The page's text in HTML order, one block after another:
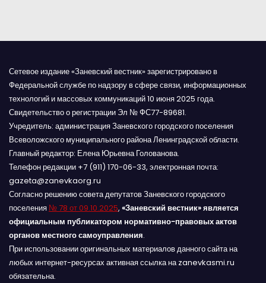
м
Сетевое издание «Заневский вестник» зарегистрировано в
Федеральной службе по надзору в сфере связи, информационных
технологий и массовых коммуникаций 10 июня 2025 года.
Свидетельство о регистрации Эл № ФС77-89681.
Учредитель: администрация Заневского городского поселения
Всеволожского муниципального района Ленинградской области.
Главный редактор: Елена Юрьевна Голованова.
Телефон редакции +7 (911) 170-06-33, электронная почта:
gazeta@zanevkaorg.ru
Согласно решению совета депутатов Заневского городского
поселения № 78 от 09.10.2025, «Заневский вестник» является
официальным публикатором нормативно-правовых актов
органов местного самоуправления.
При использовании оригинальных материалов данного сайта на
любых интернет-ресурсах активная ссылка на zanevkasmi.ru
обязательна.